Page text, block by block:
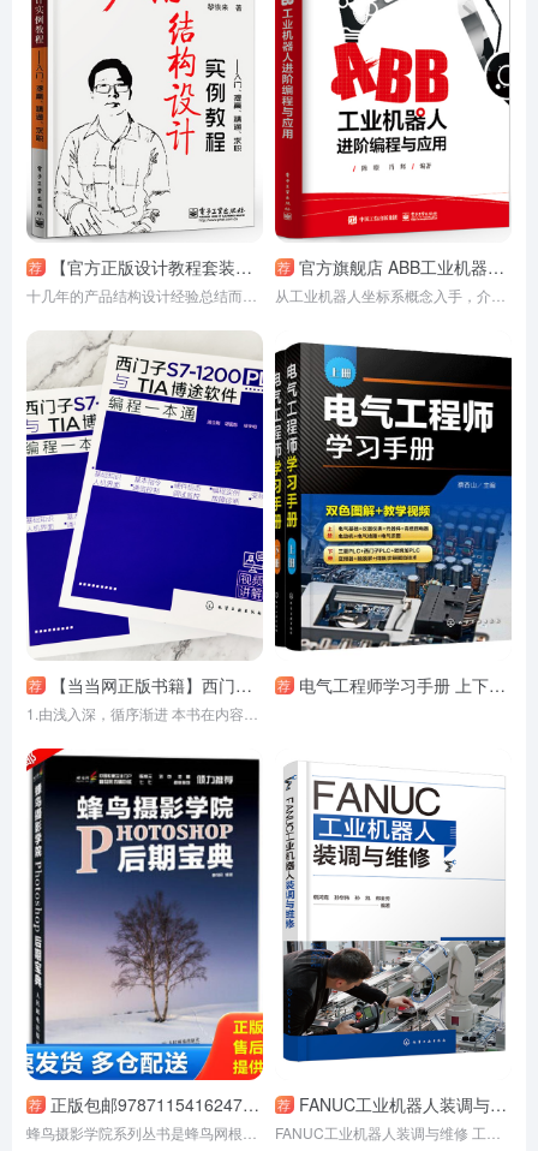
荐 【官方正版设计教程套装】入门 + 提高 + 精通 + 求职助手！全彩图文，CD光盘加持！！官方旗舰店直供，品质保证！电子工业出版社权威出版，技能满满升级！！工程师、设计师必备！！ 荐 官方旗舰店 ABB工业机器人进阶编程与应用 机器人编程基础操作入门 RAPID内核与应用技巧 ABB工业机器人技术书籍
荐 【当当网正版书籍】西门子S7-1200 PLC与TIA博途软件编程一本通
1.由浅入深，循序渐进 本书在内容编排上遵循由浅入深、由易到难的原则，基础知 识与大量实例相结合，读者可边学边练。 2.实例丰富，涉及面广 本书介绍S7-1200 PLC的硬件、编程语言、编程软件的使用、指令、用户程序结构、程序设计方法、通信等知识。 3.兼顾原理，注重实用 结合实际工程应用，介绍PLC控制系统设计原则和流程。通过3个综合实训，讲述S7-1200 PLC的硬件组态、编程、下载、调试及故障诊断。
荐 电气工程师学习手册 上下册 蔡杏山 PLC编程学习宝典电动机控制线路分析与安装 电气工程基础知识 电气自动化技术电气识图书籍
荐 正版包邮9787115416247 蜂鸟摄影学院Photoshop后期宝典 9787115416247 蜂鸟网 人民邮电出版社 荐 FANUC工业机器人装调与维修 工业机器人实战一本通 工业机器人调试维修从入门到精通 工业机器人与数控机床操作安装调试维修参考书